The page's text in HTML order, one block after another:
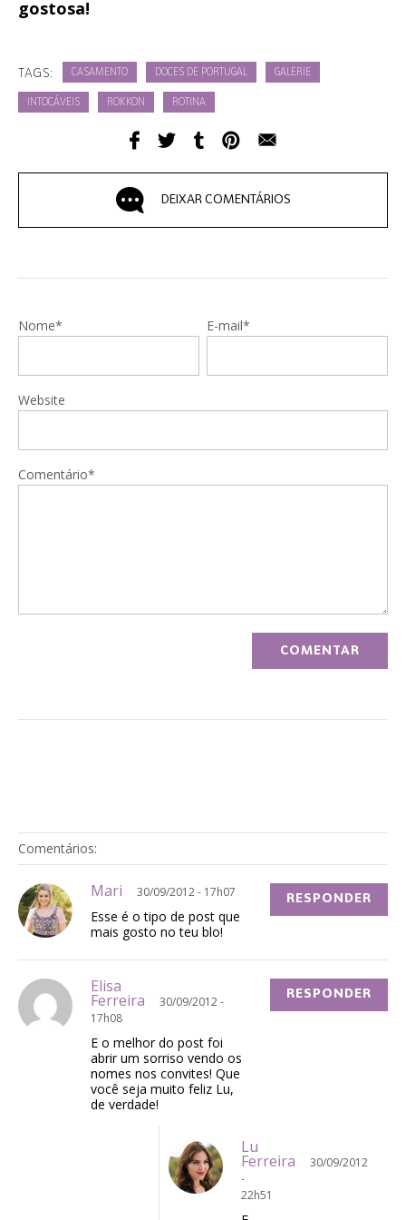
gostosa!
TAGS: CASAMENTO DOCES DE PORTUGAL GALERIE
INTOCÁVEIS ROKKON ROTINA
DEIXAR COMENTÁRIOS
Nome* E-mail*
Website
Comentário*
Comentários:
Mari 30/09/2012 - 17h07
Esse é o tipo de post que
mais gosto no teu blo!
RESPONDER
Elisa
Ferreira
30/09/2012 -
17h08
E o melhor do post foi
abrir um sorriso vendo os
nomes nos convites! Que
você seja muito feliz Lu,
de verdade!
RESPONDER
Lu
Ferreira
30/09/2012
-
22h51